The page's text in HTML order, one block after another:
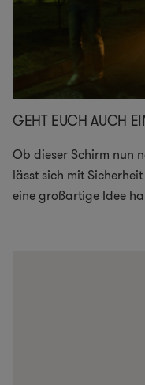
GEHT EUCH AUCH
Ob dieser Schirm nun
lässt sich mit
eine großartige Idee